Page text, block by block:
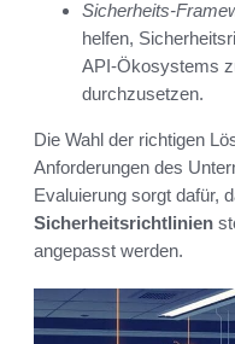
Sicherheits-
helfen,
API-Ökosystems
durchzusetzen.
Die Wahl der richtigen
Anforderungen des
Evaluierung sorgt dafür,
Sicherheitsrichtlinien
angepasst werden.